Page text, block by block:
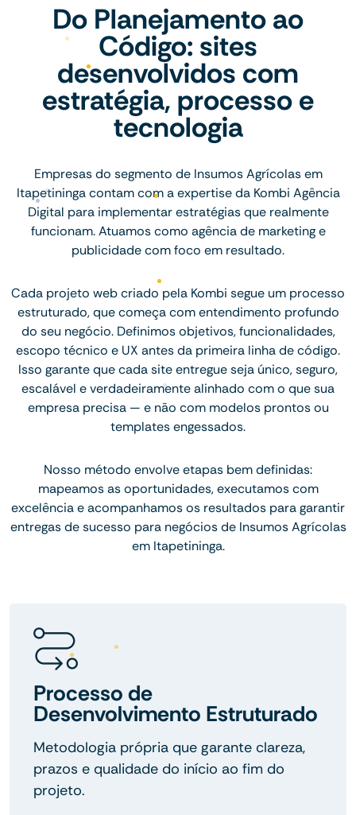
Do Planejamento ao
Código: sites
desenvolvidos com
estratégia, processo e
tecnologia
Empresas do segmento de Insumos Agrícolas em
Itapetininga contam com a expertise da Kombi Agência
Digital para implementar estratégias que realmente
funcionam. Atuamos como agência de marketing e
publicidade com foco em resultado.
Cada projeto web criado pela Kombi segue um processo
estruturado, que começa com entendimento profundo
do seu negócio. Definimos objetivos, funcionalidades,
escopo técnico e UX antes da primeira linha de código.
Isso garante que cada site entregue seja único, seguro,
escalável e verdadeiramente alinhado com o que sua
empresa precisa — e não com modelos prontos ou
templates engessados.
Nosso método envolve etapas bem definidas:
mapeamos as oportunidades, executamos com
excelência e acompanhamos os resultados para garantir
entregas de sucesso para negócios de Insumos Agrícolas
em Itapetininga.
Processo de
Desenvolvimento Estruturado
Metodologia própria que garante clareza,
prazos e qualidade do início ao fim do
projeto.